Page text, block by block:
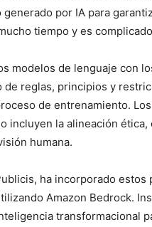
por IA para
tiempo y es
modelos de lenguaje con
reglas, principios y
de entrenamiento.
incluyen la alineación
humana.
ha incorporado estos
Amazon Bedrock.
transformacional